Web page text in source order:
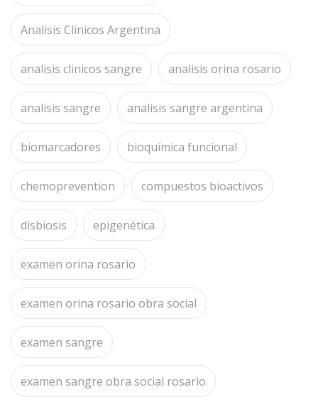
Analisis Clinicos Argentina
analisis clinicos sangre analisis orina rosario
analisis sangre analisis sangre argentina
biomarcadores bioquímica funcional
chemoprevention compuestos bioactivos
disbiosis epigenética
examen orina rosario
examen orina rosario obra social
examen sangre
examen sangre obra social rosario